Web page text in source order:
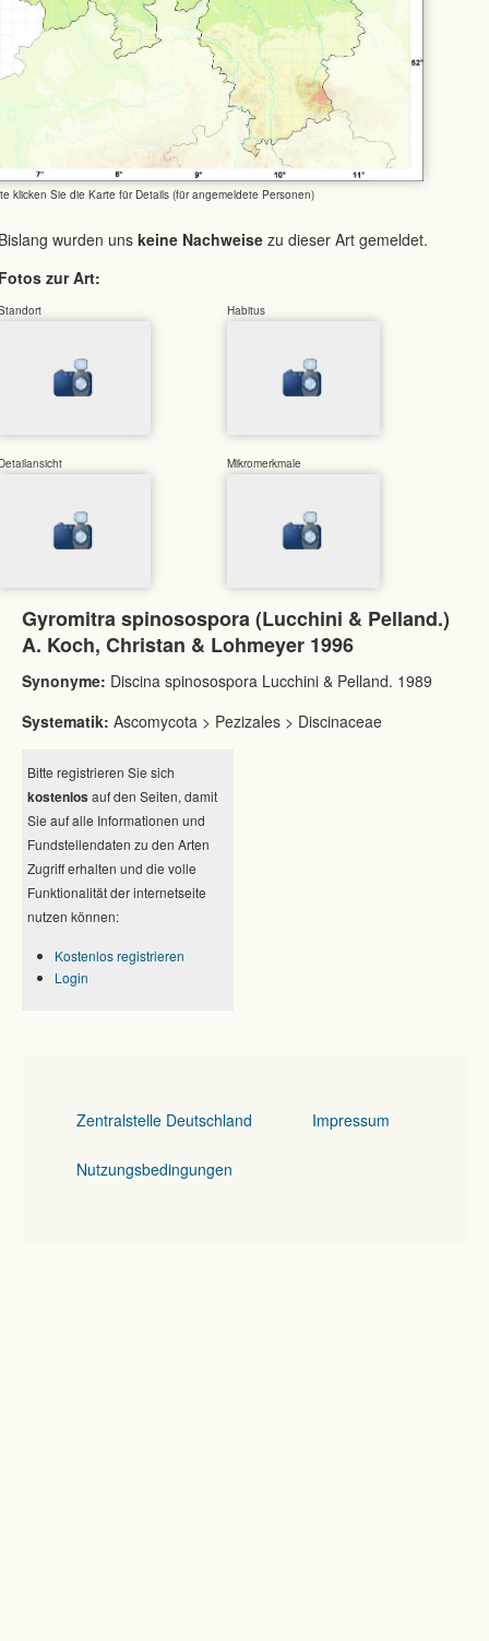
klicken Sie die Karte für Details (für angemeldete Personen)
wurden uns keine Nachweise zu dieser Art gemeldet.
zur Art:
Habitus
Mikromerkmale
Gyromitra spinosospora (Lucchini & Pelland.)
A. Koch, Christan & Lohmeyer 1996
Synonyme: Discina spinosospora Lucchini & Pelland. 1989
Systematik: Ascomycota > Pezizales > Discinaceae
Bitte registrieren Sie sich
kostenlos auf den Seiten, damit
Sie auf alle Informationen und
Fundstellendaten zu den Arten
Zugriff erhalten und die volle
Funktionalität der internetseite
nutzen können:
Kostenlos registrieren
Login
Zentralstelle Deutschland Impressum
Nutzungsbedingungen